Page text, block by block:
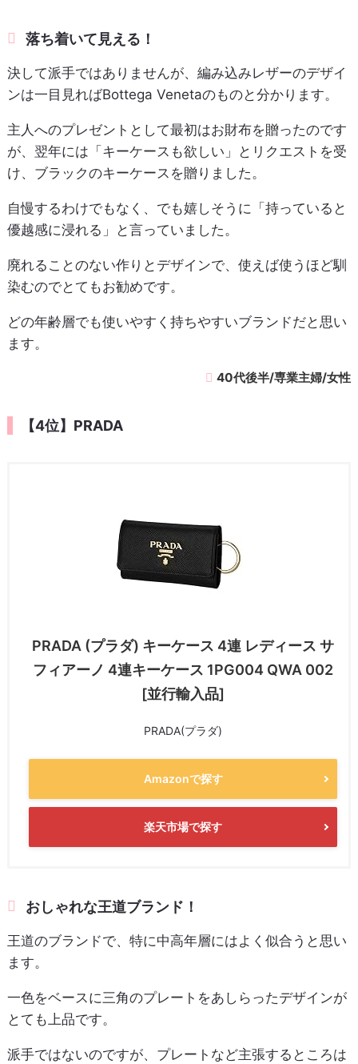
落ち着いて見える！
決して派手ではありませんが、編み込みレザーのデザイ
ンは一目見ればBottega Venetaのものと分かります。
主人へのプレゼントとして最初はお財布を贈ったのです
が、翌年には「キーケースも欲しい」とリクエストを受
け、ブラックのキーケースを贈りました。
自慢するわけでもなく、でも嬉しそうに「持っていると
優越感に浸れる」と言っていました。
廃れることのない作りとデザインで、使えば使うほど馴
染むのでとてもお勧めです。
どの年齢層でも使いやすく持ちやすいブランドだと思い
ます。
40代後半/専業主婦/女性
【4位】PRADA
PRADA (プラダ) キーケース 4連 レディース サ
フィアーノ 4連キーケース 1PG004 QWA 002
[並行輸入品]
PRADA(プラダ)
Amazonで探す
楽天市場で探す
おしゃれな王道ブランド！
王道のブランドで、特に中高年層にはよく似合うと思い
ます。
一色をベースに三角のプレートをあしらったデザインが
とても上品です。
派手ではないのですが、プレートなど主張するところは